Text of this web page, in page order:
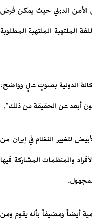
الأمن الدولي حيث يمكن فرض
الملتهبة الملتهبة المطلوبة
الدولية بصوتٍ عالٍ وواضح:
أبعد عن الحقيقة من ذلك".
لتغيير النظام في إيران من
والمنظمات المشاركة فيها
أيضاً ومضيفاً بأنه يقوم ومن